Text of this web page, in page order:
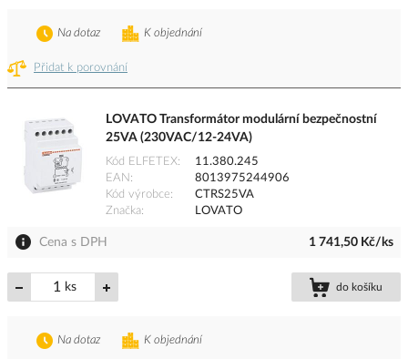
Přidat k porovnání
K objednání
Na dotaz
LOVATO Transformátor modulární bezpečnostní
25VA (230VAC/12-24VA)
Kód ELFETEX
11.380.245
EAN
8013975244906
Kód výrobce
CTRS25VA
Značka
LOVATO
Cena s DPH 1 741,50 Kč/ks
ks do košíku
K objednání
Na dotaz